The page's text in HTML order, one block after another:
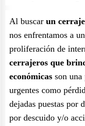
Al buscar un
nos enfrentamos a
proliferación de
cerrajeros que
económicas son una
urgentes como
dejadas puestas por
por descuido y/o